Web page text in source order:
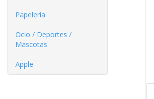
Papelería
Ocio / Deportes /
Mascotas
Apple